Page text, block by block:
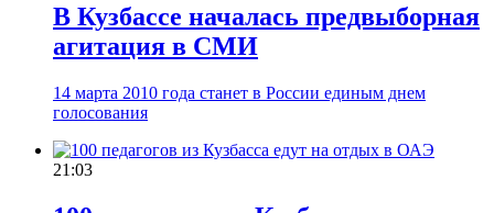
В Кузбассе началась предвыборная
агитация в СМИ
14 марта 2010 года станет в России единым днем
голосования
21:03